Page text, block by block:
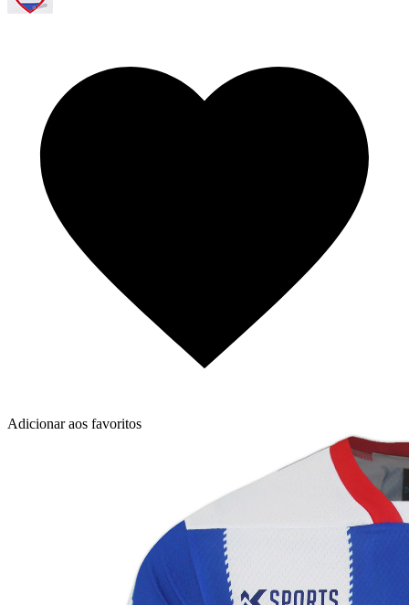
Adicionar aos favoritos